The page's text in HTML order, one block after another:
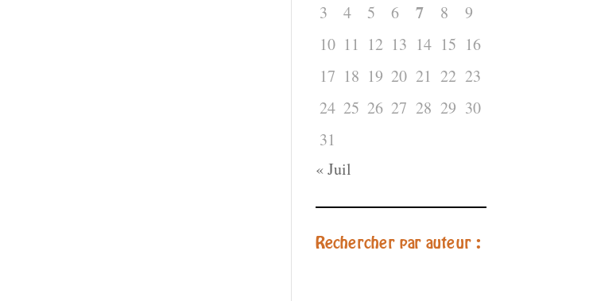
3
4 5 6 7 8
9
10 11 12 13 14 15 16
17 18 19 20 21 22 23
24 25 26 27 28 29 30
31
« Juil
Rechercher par auteur :